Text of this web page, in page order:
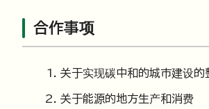
合作事项
关于实现碳中和的城市建设的
关于能源的地方生产和消费